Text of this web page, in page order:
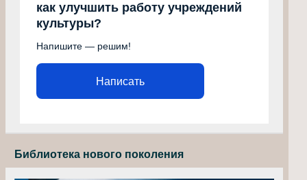
как улучшить работу учреждений
культуры?
Напишите — решим!
Написать
Библиотека нового поколения